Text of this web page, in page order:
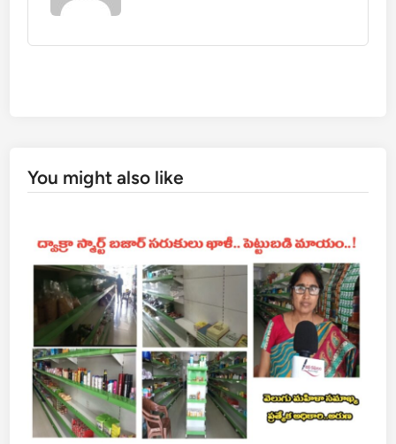
You might also like